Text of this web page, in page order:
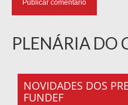
PLENÁRIA DO
NOVIDADES DOS
FUNDEF